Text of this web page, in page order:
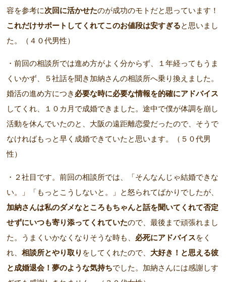
容を参考に次回に活かせたのが成功のモトだと思っています！
これだけサポートしてくれてこのお値段は安すぎると思いまし
た。（４０代男性）
・前回の相談所では進め方がよく分からず、１年経ってもうま
くいかず、５社話を聞き加納さんの相談所へ乗り換えました。
婚活の進め方につき 必要な時に必要な情報を的確にアドバイス
してくれ、１０カ月で成婚できました。途中で僕が体調を崩し
活動を休んでいたのと、大阪の遠距離恋愛だったので、そうで
なければもっと早く成婚できていたと思います。（５０代男
性）
・２社目です。前回の相談所では、「そんなんじゃ結婚できな
い。」「もっとこうしないと。」と怒られてばかりでしたが、
加納さんは私のダメなところもちゃんと話を聞いてくれて否定
せずにいつも寄り添ってくれていたので、最後まで頑張れまし
た。うまくいかなくなりそうな時も、 必死にアドバイスをく
れ、相談所とやり取り をしてくれたので、 大好き！と思える彼
と成婚退会！夢のような気持ちでした。加納さんには感謝しす